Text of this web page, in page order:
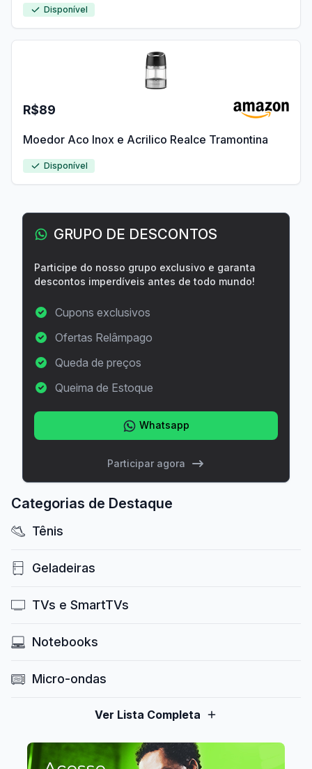
Disponível
R$89
Moedor Aco Inox e Acrilico Realce Tramontina
Disponível
GRUPO DE DESCONTOS
Participe do nosso grupo exclusivo e garanta
descontos imperdíveis antes de todo mundo!
Cupons exclusivos
Ofertas Relâmpago
Queda de preços
Queima de Estoque
Whatsapp
Participar agora
Categorias de Destaque
Tênis
Geladeiras
TVs e SmartTVs
Notebooks
Micro-ondas
Ver Lista Completa